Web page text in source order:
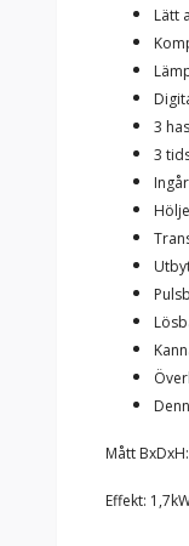
Lätt
3
3
Mått
Effekt: